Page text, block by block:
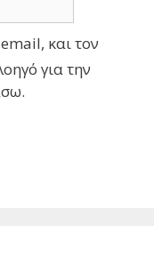
και τον
για την